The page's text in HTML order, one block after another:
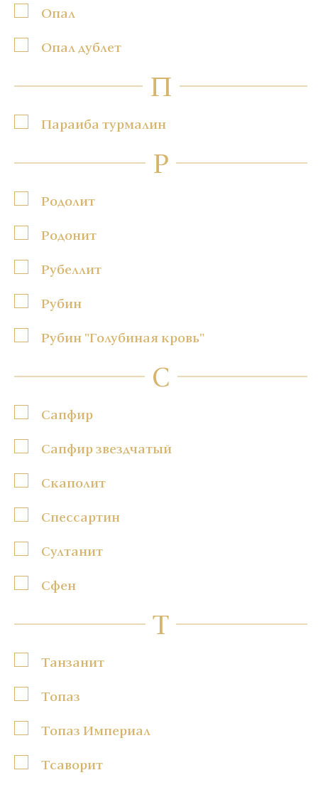
Опал
Опал дублет
П
Параиба турмалин
Р
Родолит
Родонит
Рубеллит
Рубин
Рубин "Голубиная кровь"
С
Сапфир
Сапфир звездчатый
Скаполит
Спессартин
Султанит
Сфен
Т
Танзанит
Топаз
Топаз Империал
Тсаворит